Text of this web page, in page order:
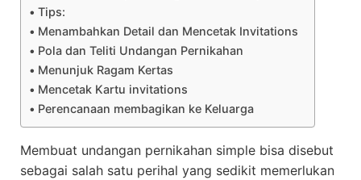
Tips:
Menambahkan Detail dan Mencetak Invitations
Pola dan Teliti Undangan Pernikahan
Menunjuk Ragam Kertas
Mencetak Kartu invitations
Perencanaan membagikan ke Keluarga
Membuat undangan pernikahan simple bisa disebut
sebagai salah satu perihal yang sedikit memerlukan